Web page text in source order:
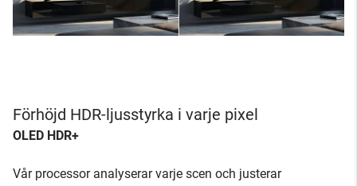
Förhöjd HDR-ljusstyrka i varje pixel
OLED HDR+
Vår processor analyserar varje scen och justerar